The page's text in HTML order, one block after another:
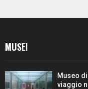
MUSEI
Museo
viaggio